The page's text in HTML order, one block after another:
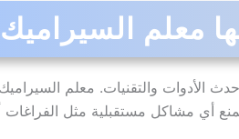
معلم
الأدوات والتقنيات. معلم
أي مشاكل مستقبلية مثل